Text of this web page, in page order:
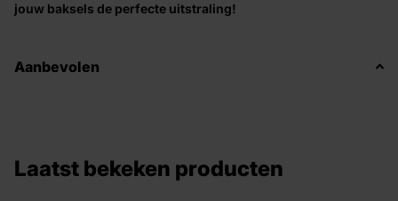
jouw baksels de perfecte uitstraling!
Aanbevolen
Laatst bekeken producten